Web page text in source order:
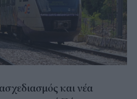
και νέα